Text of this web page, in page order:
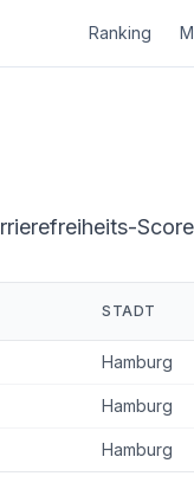
Ranking
STADT
Hamburg
Hamburg
Hamburg